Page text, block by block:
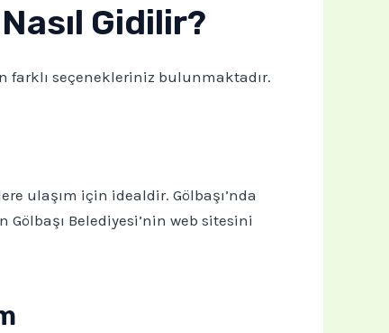
Gidilir?
farklı seçenekleriniz bulunmaktadır.
ulaşım için idealdir. Gölbaşı’nda
Belediyesi’nin web sitesini